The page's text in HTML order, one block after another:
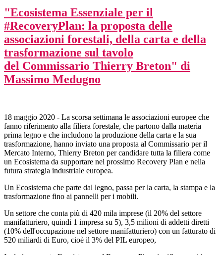
"Ecosistema Essenziale per il
#RecoveryPlan: la proposta delle
associazioni forestali, della carta e della
trasformazione sul tavolo
del Commissario Thierry Breton" di
Massimo Medugno
18 maggio 2020 - La scorsa settimana le associazioni europee che
fanno riferimento alla filiera forestale, che partono dalla materia
prima legno e che includono la produzione della carta e la sua
trasformazione, hanno inviato una proposta al Commissario per il
Mercato Interno, Thierry Breton per candidare tutta la filiera come
un Ecosistema da supportare nel prossimo Recovery Plan e nella
futura strategia industriale europea.
Un Ecosistema che parte dal legno, passa per la carta, la stampa e la
trasformazione fino ai pannelli per i mobili.
Un settore che conta più di 420 mila imprese (il 20% del settore
manifatturiero, quindi 1 impresa su 5), 3,5 milioni di addetti diretti
(10% dell'occupazione nel settore manifatturiero) con un fatturato di
520 miliardi di Euro, cioè il 3% del PIL europeo,